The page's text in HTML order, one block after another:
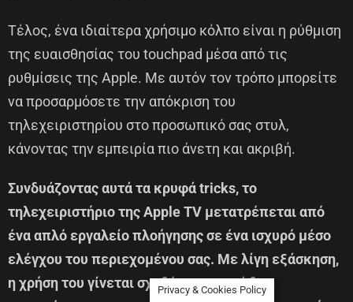
Τέλος, ένα ιδιαίτερα χρήσιμο κόλπο είναι η ρύθμιση
της ευαισθησίας του touchpad μέσα από τις
ρυθμίσεις της Apple. Με αυτόν τον τρόπο μπορείτε
να προσαρμόσετε την απόκριση του
τηλεχειριστηρίου στο προσωπικό σας στυλ,
κάνοντας την εμπειρία πιο άνετη και ακριβή.
Συνδυάζοντας αυτά τα κρυφά tricks, το
τηλεχειριστήριο της Apple TV μετατρέπεται από
ένα απλό εργαλείο πλοήγησης σε ένα ισχυρό μέσο
ελέγχου του περιεχομένου σας. Με λίγη εξάσκηση,
η χρήση του γίνεται σχεδόν ενστικτώδης,
Privacy & Cookies Policy